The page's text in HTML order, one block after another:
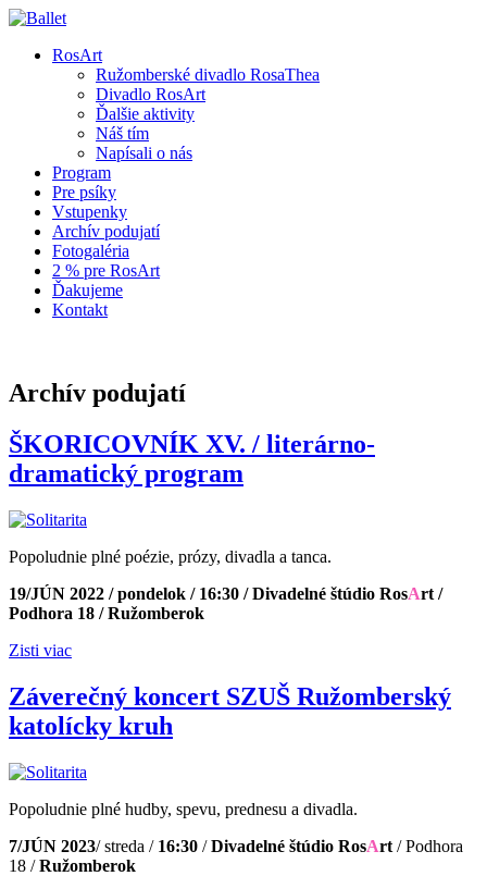
RosArt
Ružomberské divadlo RosaThea
Divadlo RosArt
Ďalšie aktivity
Náš tím
Napísali o nás
Program
Pre psíky
Vstupenky
Archív podujatí
Fotogaléria
2 % pre RosArt
Ďakujeme
Kontakt
Archív podujatí
ŠKORICOVNÍK XV. / literárno-
dramatický program
Popoludnie plné poézie, prózy, divadla a tanca.
19/JÚN 2022 / pondelok / 16:30 / Divadelné štúdio RosArt /
Podhora 18 / Ružomberok
Zisti viac
Záverečný koncert SZUŠ Ružomberský
katolícky kruh
Popoludnie plné hudby, spevu, prednesu a divadla.
7/JÚN 2023/ streda /16:30 /Divadelné štúdio RosArt / Podhora
18 / Ružomberok